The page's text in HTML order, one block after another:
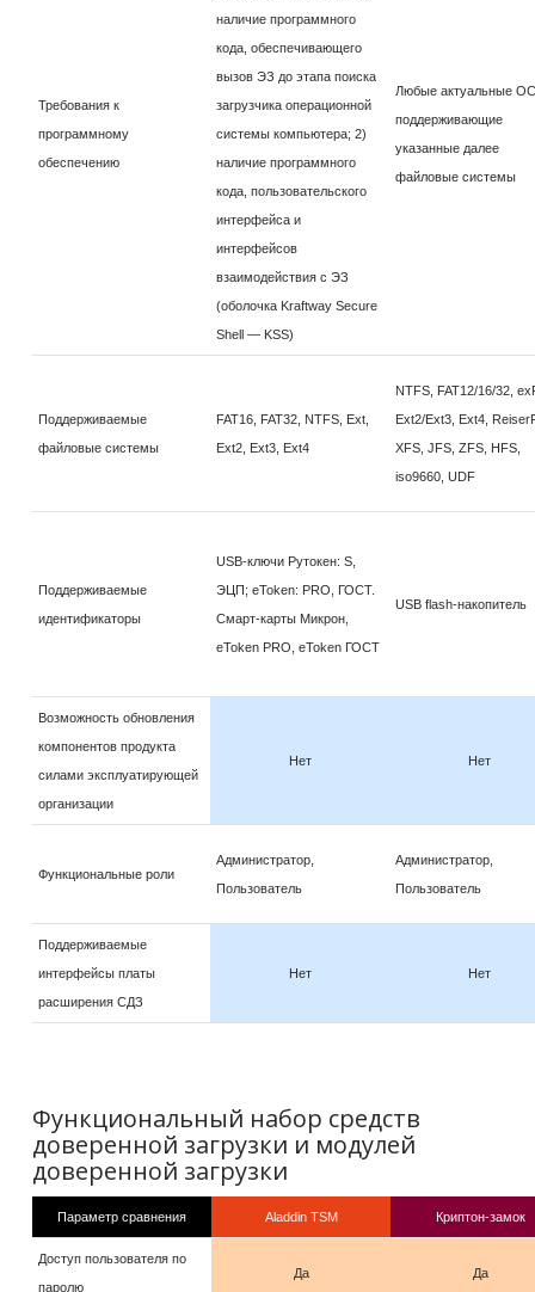
Требования к
программному
обеспечению
наличие программного
кода, обеспечивающего
вызов ЭЗ до этапа поиска
загрузчика операционной
системы компьютера; 2)
наличие программного
кода, пользовательского
интерфейса и
интерфейсов
взаимодействия с ЭЗ
(оболочка Kraftway Secure
Shell — KSS)
Любые актуальные
поддерживающие
указанные далее
файловые системы
Поддерживаемые
файловые системы
FAT16, FAT32, NTFS, Ext,
Ext2, Ext3, Ext4
NTFS, FAT12/16/32,
Ext2/Ext3, Ext4,
XFS, JFS, ZFS, HFS,
iso9660, UDF
Поддерживаемые
идентификаторы
USB-ключи Рутокен: S,
ЭЦП; eToken: PRO, ГОСТ.
Смарт-карты Микрон,
eToken PRO, eToken ГОСТ
USB flash-накопитель
Возможность обновления
компонентов продукта
силами эксплуатирующей
организации
Нет Нет
Функциональные роли
Администратор,
Пользователь
Администратор,
Пользователь
Поддерживаемые
интерфейсы платы
расширения СДЗ
Нет Нет
Функциональный набор средств
доверенной загрузки и модулей
доверенной загрузки
Параметр сравнения Aladdin TSM Криптон-замок
Доступ пользователя по
паролю
Да Да